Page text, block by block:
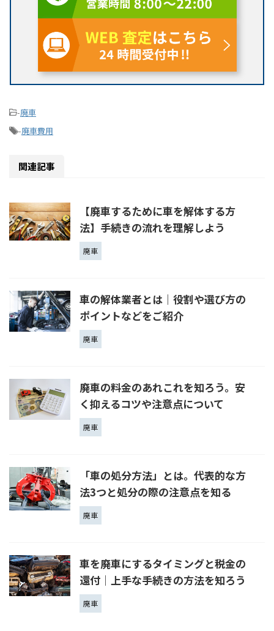
-廃車
-廃車費用
関連記事
【廃車するために車を解体する方
法】手続きの流れを理解しよう
廃車
車の解体業者とは｜役割や選び方の
ポイントなどをご紹介
廃車
廃車の料金のあれこれを知ろう。安
く抑えるコツや注意点について
廃車
「車の処分方法」とは。代表的な方
法3つと処分の際の注意点を知る
廃車
車を廃車にするタイミングと税金の
還付｜上手な手続きの方法を知ろう
廃車